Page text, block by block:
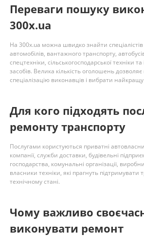
Переваги пошуку
300x.ua
На 300x.ua можна швидко знайти спеціалістів
автомобілів, вантажного транспорту,
спецтехніки, сільськогосподарської техніки
засобів. Велика кількість оголошень
спеціалізацію виконавців і вибрати
Для кого підходять
ремонту транспорту
Послугами користуються приватні
компанії, служби доставки, будівельні
господарства, комунальні організації,
власники техніки, які прагнуть підтримувати
технічному стані.
Чому важливо
виконувати ремонт